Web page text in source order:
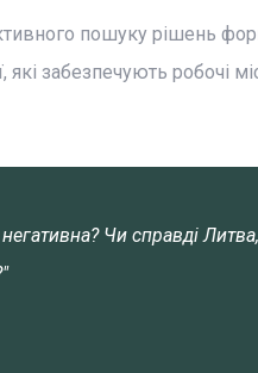
пошуку рішень
які забезпечують робочі
Чи справді